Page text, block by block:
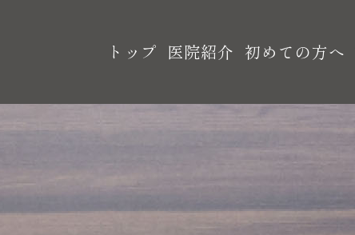
トップ 医院紹介 初めての方へ